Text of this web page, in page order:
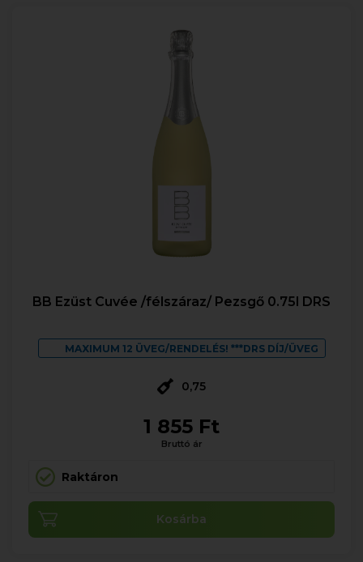
BB Ezüst Cuvée /félszáraz/ Pezsgő 0.75l DRS
MAXIMUM 12 ÜVEG/RENDELÉS! ***DRS DÍJ/ÜVEG
0,75
1 855 Ft
Bruttó ár
Raktáron
Kosárba